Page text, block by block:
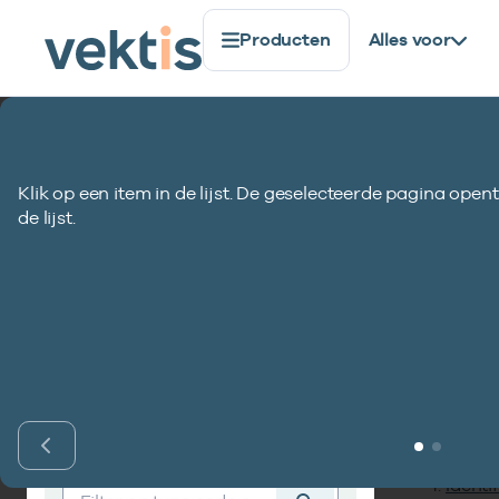
Producten Alles voor
COD873-VEKT
Vind codelijst
Vind codelijst
Klik op een item in de lijst. De geselecteerde pagina
de lijst.